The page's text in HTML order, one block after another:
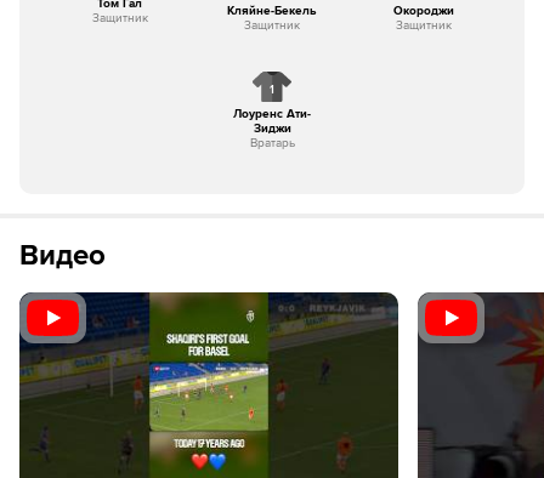
1
Лоуренс Ати-
Зиджи
Вратарь
Том Гал
Защитник
Кляйне-Бекель
Защитник
Окороджи
Защитник
Видео